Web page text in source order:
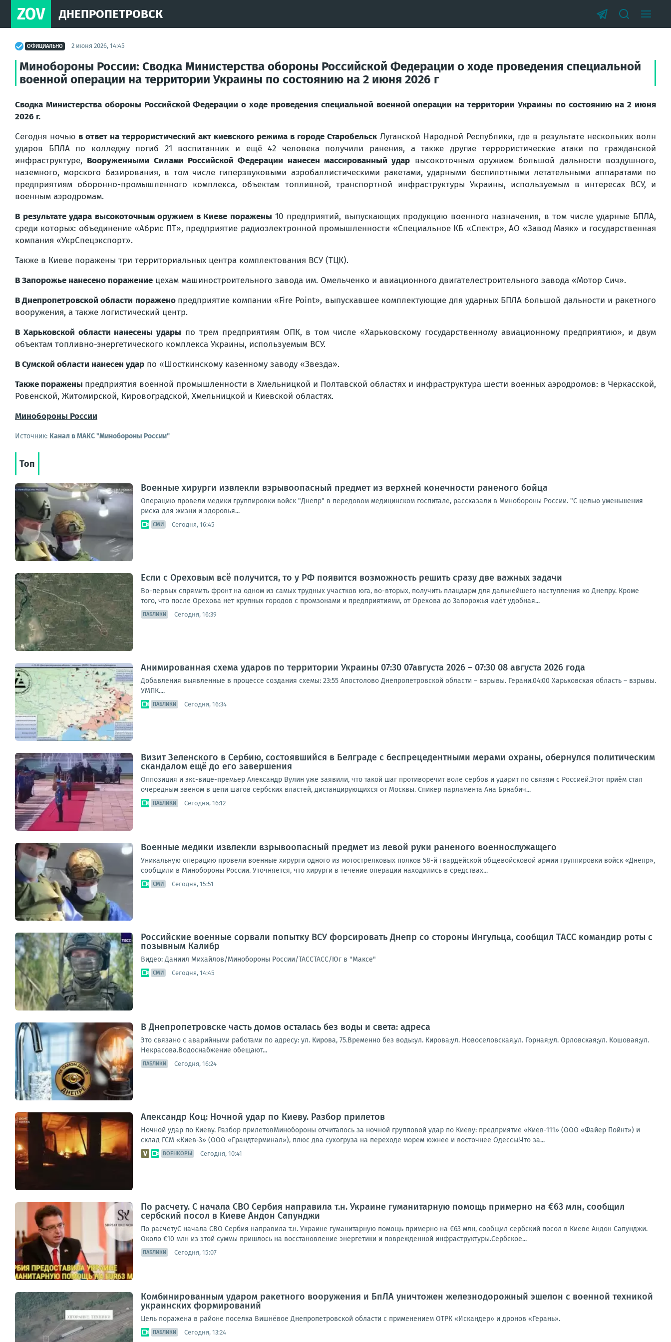
ZOV ДНЕПРОПЕТРОВСК
ОФИЦИАЛЬНО 2 июня 2026, 14:45
Минобороны России: Сводка Министерства обороны Российской Федерации о ходе проведения специальной
военной операции на территории Украины по состоянию на 2 июня 2026 г
Сводка Министерства обороны Российской Федерации о ходе проведения специальной военной операции на территории Украины по состоянию на 2 июня
2026 г.
Сегодня ночью в ответ на террористический акт киевского режима в городе СтаробельскЛуганской Народной Республики, где в результате нескольких волн
ударов БПЛА по колледжу погиб 21 воспитанник и ещё 42 человека получили ранения, а также другие террористические атаки по гражданской
инфраструктуре, Вооруженными Силами Российской Федерации нанесен массированный удар высокоточным оружием большой дальности воздушного,
наземного, морского базирования, в том числе гиперзвуковыми аэробаллистическими ракетами, ударными беспилотными летательными аппаратами по
предприятиям оборонно-промышленного комплекса, объектам топливной, транспортной инфраструктуры Украины, используемым в интересах ВСУ, и
военным аэродромам.
В результате удара высокоточным оружием в Киеве поражены 10 предприятий, выпускающих продукцию военного назначения, в том числе ударные БПЛА,
среди которых: объединение «Абрис ПТ», предприятие радиоэлектронной промышленности «Специальное КБ «Спектр», АО «Завод Маяк» и государственная
компания «УкрСпецэкспорт».
Также в Киеве поражены три территориальных центра комплектования ВСУ (ТЦК).
В Запорожье нанесено поражение цехам машиностроительного завода им. Омельченко и авиационного двигателестроительного завода «Мотор Сич».
В Днепропетровской области поражено предприятие компании «Fire Point», выпускавшее комплектующие для ударных БПЛА большой дальности и ракетного
вооружения, а также логистический центр.
В Харьковской области нанесены удары по трем предприятиям ОПК, в том числе «Харьковскому государственному авиационному предприятию», и двум
объектам топливно-энергетического комплекса Украины, используемым ВСУ.
В Сумской области нанесен удар по «Шосткинскому казенному заводу «Звезда».
Также поражены предприятия военной промышленности в Хмельницкой и Полтавской областях и инфраструктура шести военных аэродромов: в Черкасской,
Ровенской, Житомирской, Кировоградской, Хмельницкой и Киевской областях.
Минобороны России
Источник: Канал в МАКС "Минобороны России"
Топ
Военные хирурги извлекли взрывоопасный предмет из верхней конечности раненого бойца
Операцию провели медики группировки войск "Днепр" в передовом медицинском госпитале, рассказали в Минобороны России. "С целью уменьшения
риска для жизни и здоровья...
СМИ Сегодня, 16:45
Если с Ореховым всё получится, то у РФ появится возможность решить сразу две важных задачи
Во-первых спрямить фронт на одном из самых трудных участков юга, во-вторых, получить плацдарм для дальнейшего наступления ко Днепру. Кроме
того, что после Орехова нет крупных городов с промзонами и предприятиями, от Орехова до Запорожья идёт удобная...
ПАБЛИКИ Сегодня, 16:39
Анимированная схема ударов по территории Украины 07:30 07августа 2026 – 07:30 08 августа 2026 года
Добавления выявленные в процессе создания схемы: 23:55 Апостолово Днепропетровской области – взрывы. Герани.04:00 Харьковская область – взрывы.
УМПК....
ПАБЛИКИ Сегодня, 16:34
Визит Зеленского в Сербию, состоявшийся в Белграде с беспрецедентными мерами охраны, обернулся политическим
скандалом ещё до его завершения
Оппозиция и экс-вице-премьер Александр Вулин уже заявили, что такой шаг противоречит воле сербов и ударит по связям с Россией.Этот приём стал
очередным звеном в цепи шагов сербских властей, дистанцирующихся от Москвы. Спикер парламента Ана Брнабич...
ПАБЛИКИ Сегодня, 16:12
Военные медики извлекли взрывоопасный предмет из левой руки раненого военнослужащего
Уникальную операцию провели военные хирурги одного из мотострелковых полков 58-й гвардейской общевойсковой армии группировки войск «Днепр»,
сообщили в Минобороны России. Уточняется, что хирурги в течение операции находились в средствах...
СМИ Сегодня, 15:51
Российские военные сорвали попытку ВСУ форсировать Днепр со стороны Ингульца, сообщил ТАСС командир роты с
позывным Калибр
Видео: Даниил Михайлов/Минобороны России/ТАССТАСС/Юг в "Максе"
СМИ Сегодня, 14:45
В Днепропетровске часть домов осталась без воды и света: адреса
Это связано с аварийными работами по адресу: ул. Кирова, 75.Временно без воды:ул. Кирова;ул. Новоселовская,ул. Горная;ул. Орловская;ул. Кошовая;ул.
Некрасова.Водоснабжение обещают...
ПАБЛИКИ Сегодня, 16:24
Александр Коц: Ночной удар по Киеву. Разбор прилетов
Ночной удар по Киеву. Разбор прилетовМинобороны отчиталось за ночной групповой удар по Киеву: предприятие «Киев-111» (ООО «Файер Пойнт») и
склад ГСМ «Киев-3» (ООО «Грандтерминал»), плюс два сухогруза на переходе морем южнее и восточнее Одессы.Что за...
ВОЕНКОРЫ Сегодня, 10:41
По расчету. С начала СВО Сербия направила т.н. Украине гуманитарную помощь примерно на €63 млн, сообщил
сербский посол в Киеве Андон Сапунджи
По расчетуС начала СВО Сербия направила т.н. Украине гуманитарную помощь примерно на €63 млн, сообщил сербский посол в Киеве Андон Сапунджи.
Около €10 млн из этой суммы пришлось на восстановление энергетики и поврежденной инфраструктуры.Сербское...
ПАБЛИКИ Сегодня, 15:07
Комбинированным ударом ракетного вооружения и БпЛА уничтожен железнодорожный эшелон с военной техникой
украинских формирований
Цель поражена в районе поселка Вишнёвое Днепропетровской области с применением ОТРК «Искандер» и дронов «Герань».
ПАБЛИКИ Сегодня, 13:24